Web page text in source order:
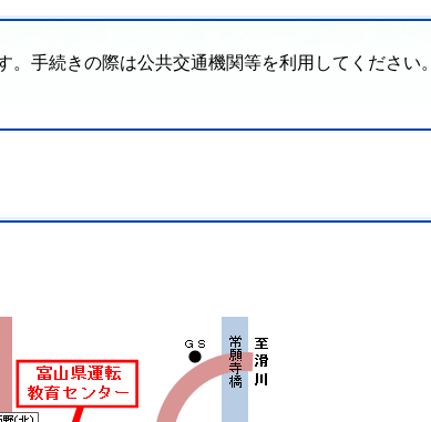
手続きの際は公共交通機関等を利用してください。